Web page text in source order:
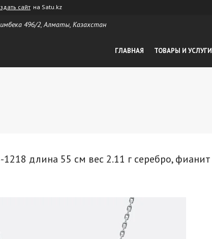
сайт на Satu.kz
496/2, Алматы, Казахстан
ГЛАВНАЯ ТОВАРЫ И УСЛУГИ
1218 длина 55 см вес 2.11 г серебро, фианит